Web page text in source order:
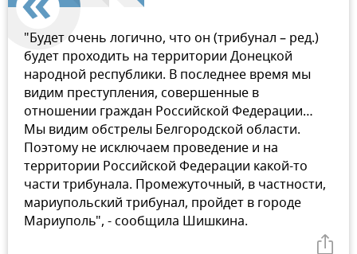
"Будет очень логично, что он (трибунал – ред.)
будет проходить на территории Донецкой
народной республики. В последнее время мы
видим преступления, совершенные в
отношении граждан Российской Федерации…
Мы видим обстрелы Белгородской области.
Поэтому не исключаем проведение и на
территории Российской Федерации какой-то
части трибунала. Промежуточный, в частности,
мариупольский трибунал, пройдет в городе
Мариуполь", - сообщила Шишкина.